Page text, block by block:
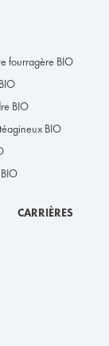
fourragère BIO
BIO
BIO
CARRIÈRES